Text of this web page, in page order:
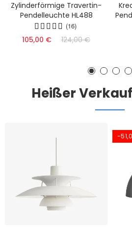
Zylinderförmige Travertin-
Pendelleuchte HL488
(16)
105,00 € 124,00 €
Heißer
-